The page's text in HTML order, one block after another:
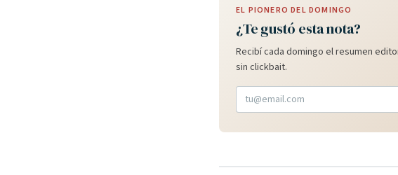
EL PIONERO DEL DOMINGO
¿Te gustó esta nota?
Recibí cada domingo el resumen
sin clickbait.